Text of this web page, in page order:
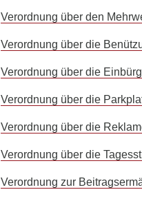
Verordnung über den
Verordnung über die
Verordnung über die
Verordnung über die
Verordnung über die
Verordnung über die
Verordnung zur